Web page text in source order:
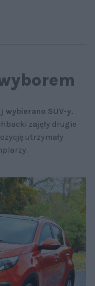
wybierano SUV-y.
zajęły drugie
utrzymały